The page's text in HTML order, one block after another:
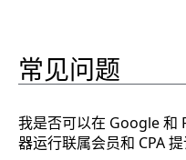
常见问题
我是否可以在 Google 和
器运行联属会员和 CPA 提